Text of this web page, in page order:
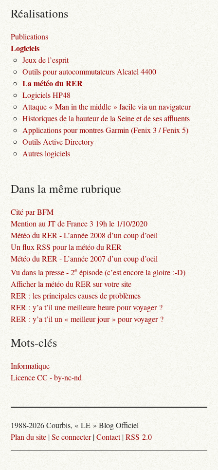
Réalisations
Publications
Logiciels
Jeux de l’esprit
Outils pour autocommutateurs Alcatel 4400
La météo du RER
Logiciels HP48
Attaque « Man in the middle » facile via un navigateur
Historiques de la hauteur de la Seine et de ses affluents
Applications pour montres Garmin (Fenix 3 / Fenix 5)
Outils Active Directory
Autres logiciels
Dans la même rubrique
Cité par BFM
Mention au JT de France 3 19h le 1/10/2020
Météo du RER - L’année 2008 d’un coup d’oeil
Un flux RSS pour la météo du RER
Météo du RER - L’année 2007 d’un coup d’oeil
Vu dans la presse - 2e épisode (c’est encore la gloire :-D)
Afficher la météo du RER sur votre site
RER : les principales causes de problèmes
RER : y’a t’il une meilleure heure pour voyager ?
RER : y’a t’il un « meilleur jour » pour voyager ?
Mots-clés
Informatique
Licence CC - by-nc-nd
1988-2026 Courbis, « LE » Blog Officiel
Plan du site |Se connecter|Contact|RSS 2.0